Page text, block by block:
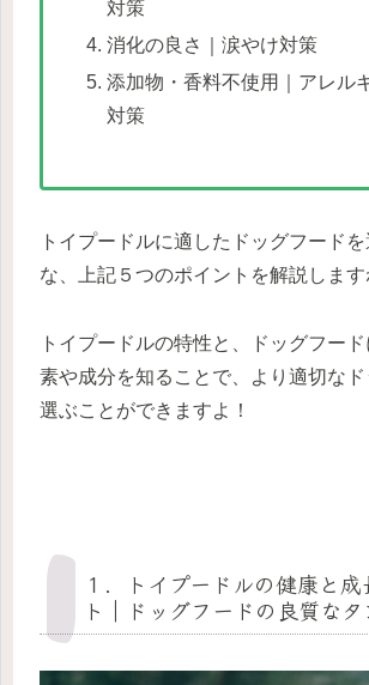
対策
消化の良さ｜涙やけ対策
添加物・香料不使用｜アレル
対策
トイプードルに適したドッグフード
な、上記５つのポイントを解説します
トイプードルの特性と、ドッグフー
素や成分を知ることで、より適切な
選ぶことができますよ！
１．トイプードルの健康と
ト｜ドッグフードの良質な